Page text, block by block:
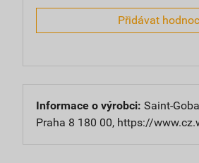
Přidávat
Informace o výrobci: Saint-
Praha 8 180 00, https://